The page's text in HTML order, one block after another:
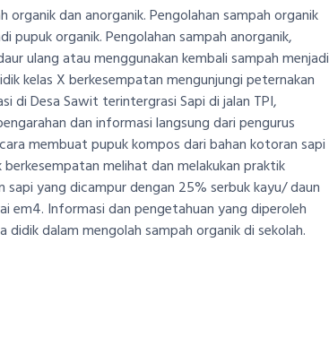
dan anorganik. Pengolahan sampah organik
pupuk organik. Pengolahan sampah anorganik,
ulang atau menggunakan kembali sampah menjadi
kelas X berkesempatan mengunjungi peternakan
di Desa Sawit terintergrasi Sapi di jalan TPI,
dan informasi langsung dari pengurus
membuat pupuk kompos dari bahan kotoran sapi
melihat dan melakukan praktik
yang dicampur dengan 25% serbuk kayu/ daun
em4. Informasi dan pengetahuan yang diperoleh
dalam mengolah sampah organik di sekolah.